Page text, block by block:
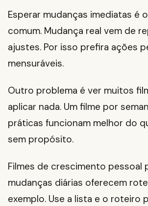
Esperar mudanças imediatas é
comum. Mudança real vem de
ajustes. Por isso prefira ações
mensuráveis.
Outro problema é ver muitos
aplicar nada. Um filme por
práticas funcionam melhor do
sem propósito.
Filmes de crescimento pessoal
mudanças diárias oferecem
exemplo. Use a lista e o roteiro